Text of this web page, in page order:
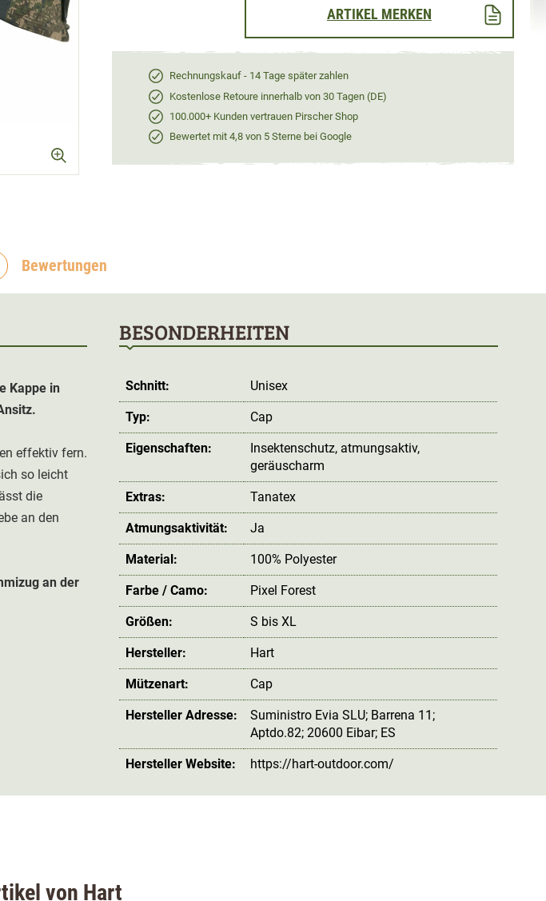
ARTIKEL MERKEN
Rechnungskauf - 14 Tage später zahlen
Kostenlose Retoure innerhalb von 30 Tagen (DE)
100.000+ Kunden vertrauen Pirscher Shop
Bewertet mit 4,8 von 5 Sterne bei Google
Bewertungen
Kappe in
effektiv fern.
so leicht
die
an den
an der
BESONDERHEITEN
Schnitt: Unisex
Typ: Cap
Eigenschaften: Insektenschutz, atmungsaktiv,
geräuscharm
Extras: Tanatex
Atmungsaktivität: Ja
Material: 100% Polyester
Farbe / Camo: Pixel Forest
Größen: S bis XL
Hersteller: Hart
Mützenart: Cap
Hersteller Adresse:
Suministro Evia SLU; Barrena 11;
Aptdo.82; 20600 Eibar; ES
Hersteller Website: https://hart-outdoor.com/
von Hart